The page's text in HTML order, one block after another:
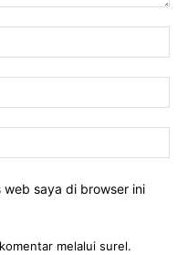
web saya di browser ini
melalui surel.